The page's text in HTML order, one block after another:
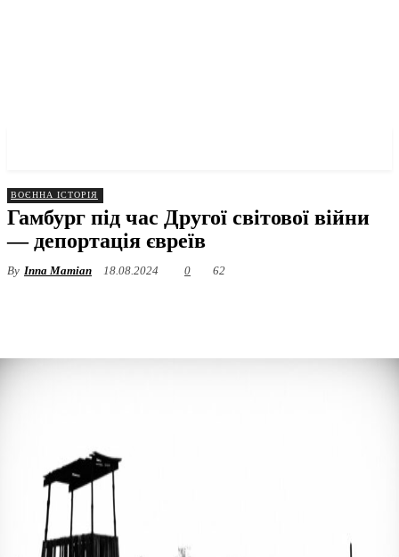
ВОЄННА ІСТОРІЯ
Гамбург під час Другої світової війни
— депортація євреїв
By Inna Mamian 18.08.2024 0 62